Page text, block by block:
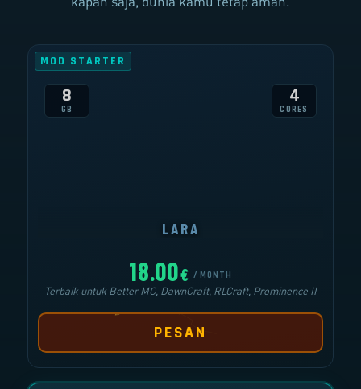
MOD STARTER
8
GB
4
CORES
18.00€ / MONTH
Terbaik untuk Better MC, DawnCraft, RLCraft, Prominence II
PESAN